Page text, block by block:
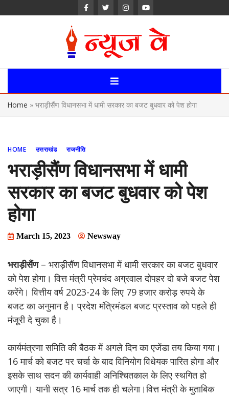
News Way:
Uttarakhand,
Delhi News
Portal
Home » भराड़ीसैंण विधानसभा में धामी सरकार का बजट बुधवार को पेश होगा
HOME उत्तराखंड राजनीति
भराड़ीसैंण विधानसभा में धामी
सरकार का बजट बुधवार को पेश
होगा
March 15, 2023 Newsway
भराड़ीसैंण – भराड़ीसैंण विधानसभा में धामी सरकार का बजट बुधवार
को पेश होगा। वित्त मंत्री प्रेमचंद अग्रवाल दोपहर दो बजे बजट पेश
करेंगे। वित्तीय वर्ष 2023-24 के लिए 79 हजार करोड़ रुपये के
बजट का अनुमान है। प्रदेश मंत्रिमंडल बजट प्रस्ताव को पहले ही
मंजूरी दे चुका है।
कार्यमंत्रणा समिति की बैठक में अगले दिन का एजेंडा तय किया गया।
16 मार्च को बजट पर चर्चा के बाद विनियोग विधेयक पारित होगा और
इसके साथ सदन की कार्यवाही अनिश्चितकाल के लिए स्थगित हो
जाएगी। यानी सत्र 16 मार्च तक ही चलेगा।वित्त मंत्री के मुताबिक